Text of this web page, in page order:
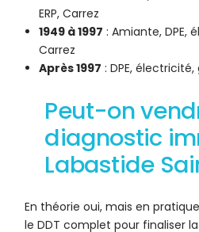
ERP, Carrez
1949 à 1997 : Amiante, DPE,
Carrez
Après 1997 : DPE, électricité,
Peut-on
diagnostic
Labastide
En théorie oui, mais en
le DDT complet pour finaliser